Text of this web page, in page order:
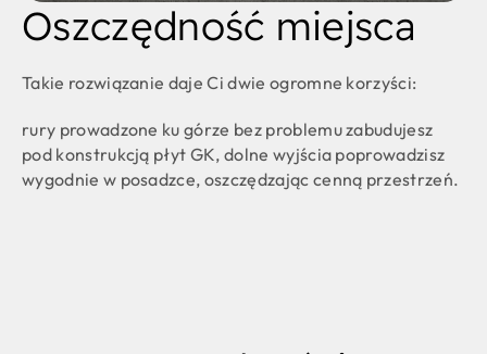
Oszczędność miejsca
Takie rozwiązanie daje Ci dwie ogromne korzyści:
rury prowadzone ku górze bez problemu zabudujesz
pod konstrukcją płyt GK, dolne wyjścia poprowadzisz
wygodnie w posadzce, oszczędzając cenną przestrzeń.